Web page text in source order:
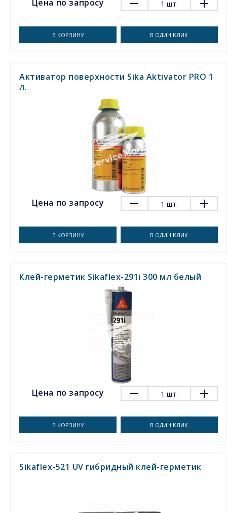
Цена по запросу 1 шт.
В КОРЗИНУ В ОДИН КЛИК
Активатор поверхности Sika Aktivator PRO 1
л.
Цена по запросу 1 шт.
В КОРЗИНУ В ОДИН КЛИК
Клей-герметик Sikaflex-291i 300 мл белый
Цена по запросу 1 шт.
В КОРЗИНУ В ОДИН КЛИК
Sikaflex-521 UV гибридный клей-герметик